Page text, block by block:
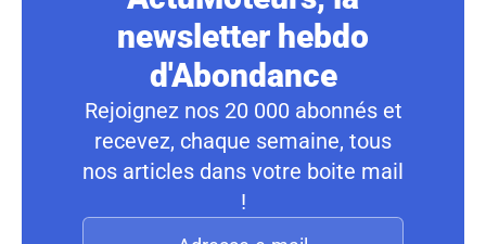
newsletter hebdo
d'Abondance
Rejoignez nos 20 000 abonnés et
recevez, chaque semaine, tous
nos articles dans votre boite mail
!